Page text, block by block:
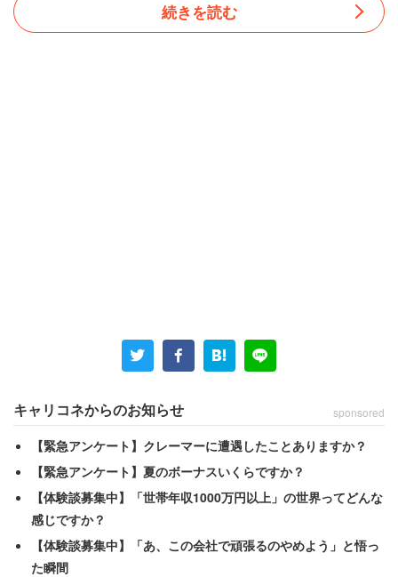
る」こと、「ピンポイントで見たい内容だけ見られる」こ
代表例としてはリクルート社の「スタディサプリ」があり
ますね。スタディサプリは、プロ講師による小学校高学年
から大学受験生までの5教科18科目の授業動画4万本が、
月額2178円から見放題という手軽さで人気です。2020年
時点でのサービス累計有料会員は194万人で、学校が導入
しているケースもあります。
続きを読む
キャリコネからのお知らせ sponsored
【緊急アンケート】クレーマーに遭遇したことありますか？
【緊急アンケート】夏のボーナスいくらですか？
【体験談募集中】「世帯年収1000万円以上」の世界ってどんな
感じですか？
【体験談募集中】「あ、この会社で頑張るのやめよう」と悟っ
た瞬間